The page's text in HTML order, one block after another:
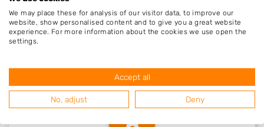
Nieuw in Rutten
We may place these for analysis of our visitor data, to improve our
website, show personalised content and to give you a great website
experience. For more information about the cookies we use open the
settings.
Accept all
No, adjust Deny